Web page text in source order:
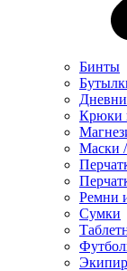
Бинты
Крюки
Маски
Ремни
Сумки